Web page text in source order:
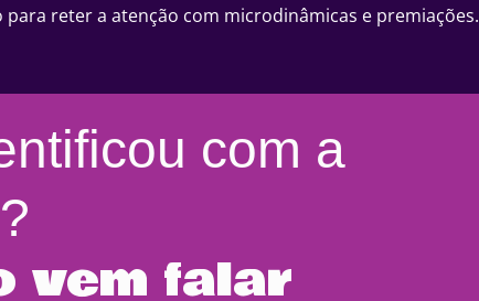
para reter a atenção com microdinâmicas e premiações.
com a
vem falar